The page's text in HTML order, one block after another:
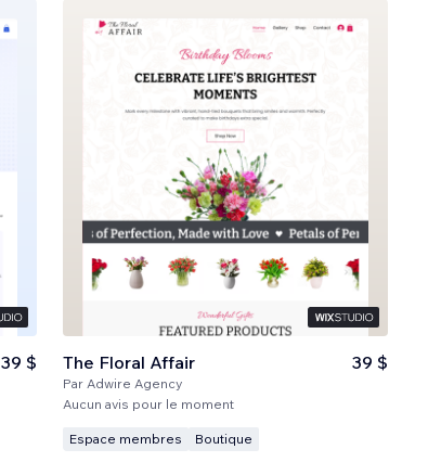
39 $ The Floral Affair
Par Adwire Agency
39 $
Aucun avis pour le moment
Espace membres Boutique